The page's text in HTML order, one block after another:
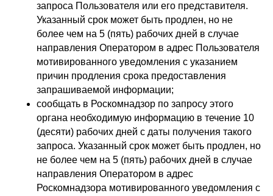
запроса Пользователя или его представителя.
Указанный срок может быть продлен, но не
более чем на 5 (пять) рабочих дней в случае
направления Оператором в адрес Пользователя
мотивированного уведомления с указанием
причин продления срока предоставления
запрашиваемой информации;
сообщать в Роскомнадзор по запросу этого
органа необходимую информацию в течение 10
(десяти) рабочих дней с даты получения такого
запроса. Указанный срок может быть продлен, но
не более чем на 5 (пять) рабочих дней в случае
направления Оператором в адрес
Роскомнадзора мотивированного уведомления с